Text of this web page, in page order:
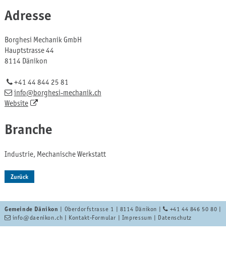
Adresse
Borghesi Mechanik GmbH
Hauptstrasse 44
8114 Dänikon
+41 44 844 25 81
info@borghesi-mechanik.ch
Website
Branche
Industrie, Mechanische Werkstatt
Zurück
Gemeinde Dänikon | Oberdorfstrasse 1 | 8114 Dänikon | +41 44 846 50 80
info@daenikon.ch Kontakt-Formular Impressum Datenschutz